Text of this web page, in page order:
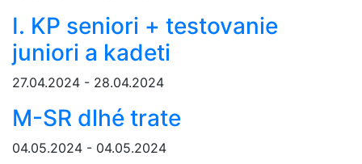
I. KP seniori + testovanie
juniori a kadeti
27.04.2024 - 28.04.2024
M-SR dlhé trate
04.05.2024 - 04.05.2024